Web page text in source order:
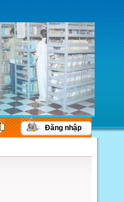
Đăng nhập